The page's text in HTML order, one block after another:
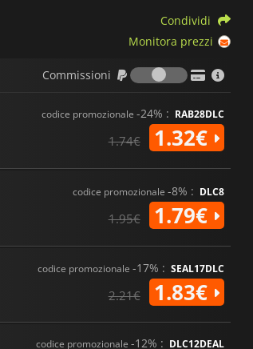
Condividi
Monitora prezzi
Commissioni
Commissioni
codice promozionale -24% : RAB28DLC
1.74€ 1.32€
codice promozionale -8% : DLC8
1.95€ 1.79€
codice promozionale -17% : SEAL17DLC
2.21€ 1.83€
codice promozionale -12% : DLC12DEAL